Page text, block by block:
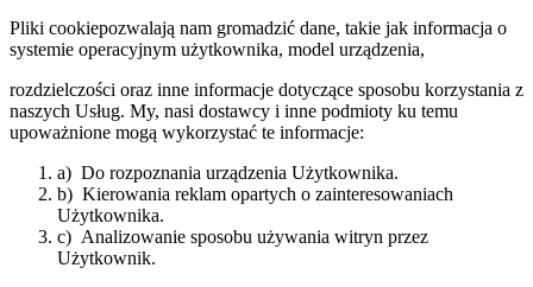
Pliki ​cookie​pozwalają nam gromadzić dane, takie jak informacja o
systemie operacyjnym użytkownika, model urządzenia,
rozdzielczości oraz inne informacje dotyczące sposobu korzystania z
naszych Usług. My, nasi dostawcy i inne podmioty ku temu
upoważnione mogą wykorzystać te informacje:
a) Do rozpoznania urządzenia Użytkownika.
b) Kierowania reklam opartych o zainteresowaniach
Użytkownika.
c) Analizowanie sposobu używania witryn przez
Użytkownik.